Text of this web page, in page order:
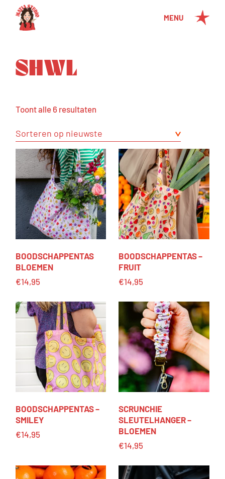
MENU
SHWL
Toont alle 6 resultaten
Sorteren op nieuwste
€14,95
BOODSCHAP­PEN­TAS
BLOEMEN
€14,95
BOODSCHAPPENTAS –
FRUIT
€14,95
BOODSCHAPPENTAS –
SMILEY
€14,95
SCRUNCHIE
SLEUTELHANGER –
BLOEMEN